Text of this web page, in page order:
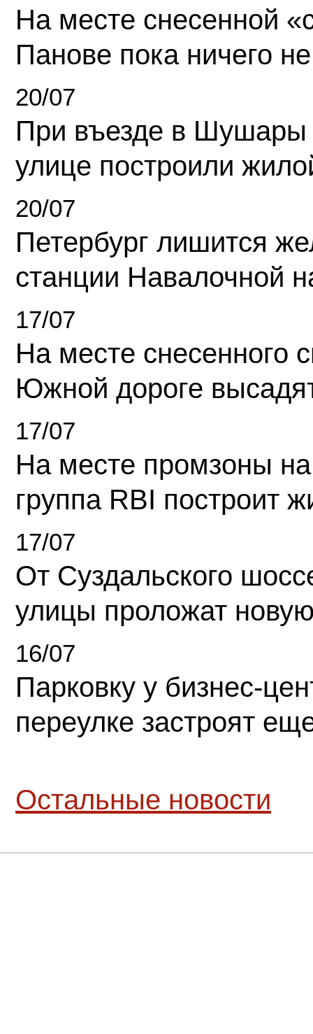
На месте снесенной
Панове пока ничего
20/07
При въезде в Шушары
улице построили
20/07
Петербург лишится
станции Навалочной
17/07
На месте снесенного
Южной дороге
17/07
На месте промзоны
группа RBI построит
17/07
От Суздальского
улицы проложат
16/07
Парковку у бизнес-
переулке застроят
Остальные новости